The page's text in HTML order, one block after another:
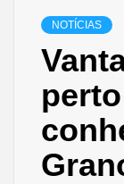
NOTÍCIAS